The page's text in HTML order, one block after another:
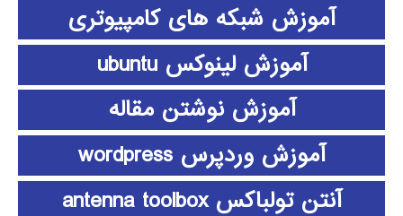
آموزش شبکه های کامپیوتری
آموزش لینوکس ubuntu
آموزش نوشتن مقاله
آموزش وردپرس wordpress
آنتن تولباکس antenna toolbox